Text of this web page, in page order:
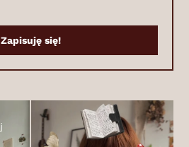
Zapisuję się!